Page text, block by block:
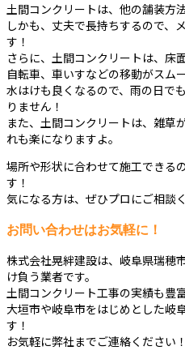
土間コンクリートは、他の舗装方
しかも、丈夫で長持ちするので、
す！
さらに、土間コンクリートは、床
自転車、車いすなどの移動がスム
水はけも良くなるので、雨の日で
りません！
また、土間コンクリートは、雑草
れも楽になりますよ。
場所や形状に合わせて施工できる
す！
気になる方は、ぜひプロにご相談
お問い合わせはお気軽に！
株式会社晃絆建設は、岐阜県瑞穂
け負う業者です。
土間コンクリート工事の実績も豊
大垣市や岐阜市をはじめとした岐
す！
お気軽に弊社までご連絡ください！